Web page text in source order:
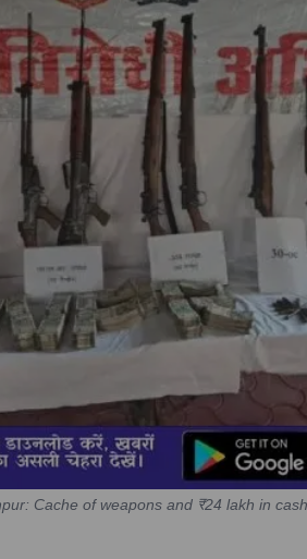
Cache of weapons and ₹24 lakh in